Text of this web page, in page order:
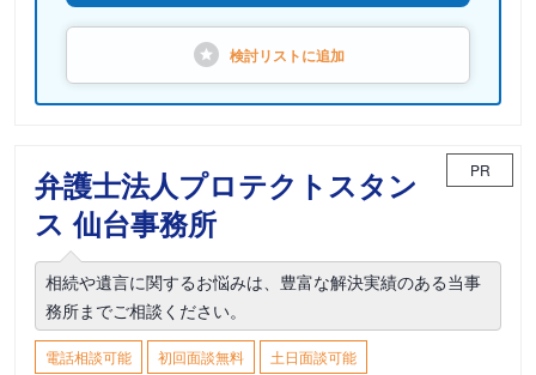
検討リストに追加
弁護士法人プロテクトスタン
ス 仙台事務所
PR
相続や遺言に関するお悩みは、豊富な解決実績のある当事
務所までご相談ください。
電話相談可能 初回面談無料
土日面談可能